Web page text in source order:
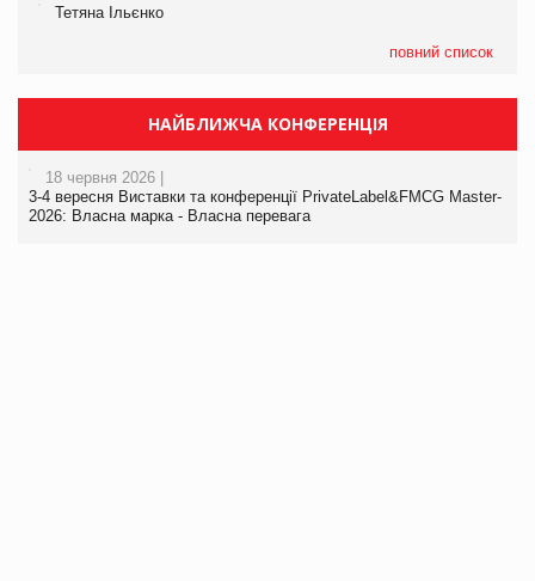
Тетяна Ільєнко
повний список
НАЙБЛИЖЧА КОНФЕРЕНЦІЯ
18 червня 2026 |
3-4 вересня Виставки та конференції PrivateLabel&FMCG Master-
2026: Власна марка - Власна перевага